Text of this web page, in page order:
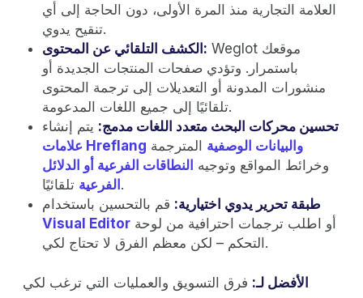
العلامة التجارية منذ المرة الأولى، دون الحاجة إلى أي
تنقيح يدوي.
الكشف التلقائي عن المحتوى: Weglot موقعك
باستمرار. وتؤدي صفحات المنتجات الجديدة أو
منشورات المدونة أو التعديلات إلى ترجمة المحتوى
تلقائيًا إلى جميع اللغات المدعومة.
تحسين محركات البحث متعدد اللغات مدمج: يتم إنشاء
علامات Hreflang
والبيانات الوصفية المترجمة
وخرائط المواقع وتوجيه النطاقات الفرعية أو الدلائل
الفرعيةتلقائيًا.
طبقة تحرير يدوي اختيارية: قم بالتحسين باستخدام
Visual Editor
التحكم – لكن معظم الفرق لا تحتاج لكي.
الأفضل لـ: فرق التسويق والعمليات التي ترغب لكي